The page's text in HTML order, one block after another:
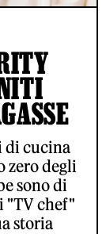
di cucina
zero degli
sono di
"TV chef"
storia